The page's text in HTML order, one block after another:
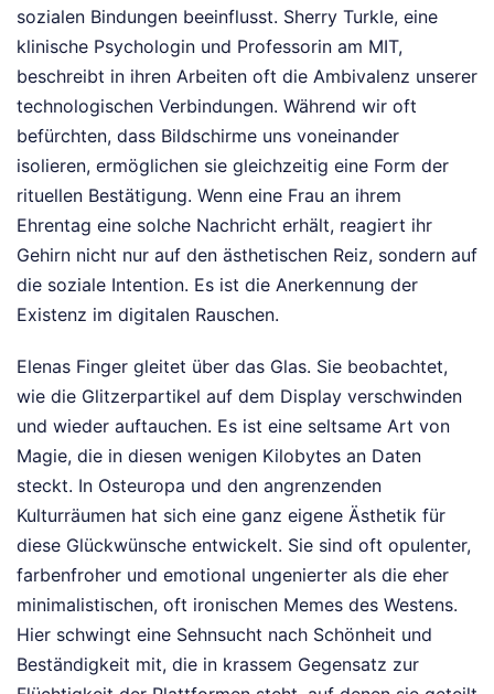
sozialen Bindungen beeinflusst. Sherry Turkle, eine
klinische Psychologin und Professorin am MIT,
beschreibt in ihren Arbeiten oft die Ambivalenz unserer
technologischen Verbindungen. Während wir oft
befürchten, dass Bildschirme uns voneinander
isolieren, ermöglichen sie gleichzeitig eine Form der
rituellen Bestätigung. Wenn eine Frau an ihrem
Ehrentag eine solche Nachricht erhält, reagiert ihr
Gehirn nicht nur auf den ästhetischen Reiz, sondern auf
die soziale Intention. Es ist die Anerkennung der
Existenz im digitalen Rauschen.
Elenas Finger gleitet über das Glas. Sie beobachtet,
wie die Glitzerpartikel auf dem Display verschwinden
und wieder auftauchen. Es ist eine seltsame Art von
Magie, die in diesen wenigen Kilobytes an Daten
steckt. In Osteuropa und den angrenzenden
Kulturräumen hat sich eine ganz eigene Ästhetik für
diese Glückwünsche entwickelt. Sie sind oft opulenter,
farbenfroher und emotional ungenierter als die eher
minimalistischen, oft ironischen Memes des Westens.
Hier schwingt eine Sehnsucht nach Schönheit und
Beständigkeit mit, die in krassem Gegensatz zur